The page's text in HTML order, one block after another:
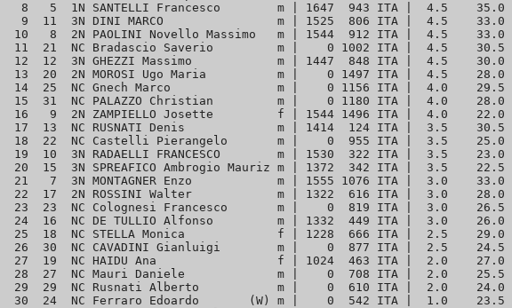
  8   5  1N SANTELLI Francesco        m | 1647  943 ITA |  4.5    35.0
9  11  3N DINI MARCO                m | 1525  806 ITA |  4.5    33.0
10   8  2N PAOLINI Novello Massimo   m | 1544  912 ITA |  4.5    33.0
11  21  NC Bradascio Saverio         m |    0 1002 ITA |  4.5    30.5
12  12  3N GHEZZI Massimo            m | 1447  848 ITA |  4.5    30.0
13  20  2N MOROSI Ugo Maria          m |    0 1497 ITA |  4.5    28.0
14  25  NC Gnech Marco               m |    0 1156 ITA |  4.0    29.5
15  31  NC PALAZZO Christian         m |    0 1180 ITA |  4.0    28.0
16   9  2N ZAMPIELLO Josette         f | 1544 1496 ITA |  4.0    22.0
17  13  NC RUSNATI Denis             m | 1414  124 ITA |  3.5    30.5
18  22  NC Castelli Pierangelo       m |    0  955 ITA |  3.5    25.0
19  10  3N RADAELLI FRANCESCO        m | 1530  322 ITA |  3.5    23.0
20  15  3N SPREAFICO Ambrogio Mauriz m | 1372  342 ITA |  3.5    22.5
21   7  3N MONTAGNER Enzo            m | 1555 1076 ITA |  3.0    33.0
22  17  2N ROSSINI Walter            m | 1322  616 ITA |  3.0    28.0
23  23  NC Colognesi Francesco       m |    0  819 ITA |  3.0    26.5
24  16  NC DE TULLIO Alfonso         m | 1332  449 ITA |  3.0    26.0
25  18  NC STELLA Monica             f | 1228  666 ITA |  2.5    29.0
26  30  NC CAVADINI Gianluigi        m |    0  877 ITA |  2.5    24.5
27  19  NC HAIDU Ana                 f | 1024  463 ITA |  2.0    27.0
28  27  NC Mauri Daniele             m |    0  708 ITA |  2.0    25.5
29  29  NC Rusnati Alberto           m |    0  610 ITA |  2.0    24.0
30  24  NC Ferraro Edoardo       (W) m |    0  542 ITA |  1.0    23.5